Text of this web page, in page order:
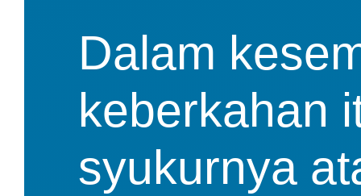
Dalam
keberkahan
syukurnya